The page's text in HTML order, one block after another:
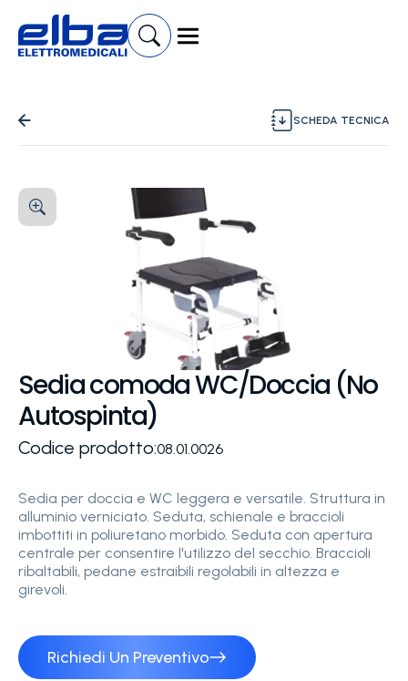
SCHEDA TECNICA
Sedia comoda WC/Doccia (No
Autospinta)
Codice prodotto:08.01.0026
Sedia per doccia e WC leggera e versatile. Struttura in
alluminio verniciato. Seduta, schienale e braccioli
imbottiti in poliuretano morbido. Seduta con apertura
centrale per consentire l'utilizzo del secchio. Braccioli
ribaltabili, pedane estraibili regolabili in altezza e
girevoli.
Richiedi Un Preventivo